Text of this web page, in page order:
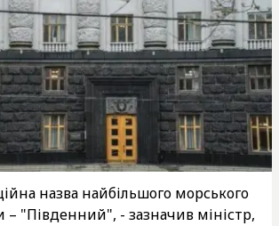
назва найбільшого морського
– "Південний", - зазначив міністр,